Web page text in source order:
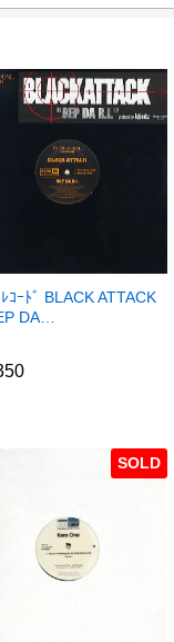
ｺｰﾄﾞ BLACK ATTACK
DA…
SOLD